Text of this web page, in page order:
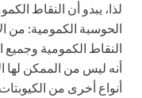
لذا، يبدو أن النقاط
الحوسبة الكمومية: من
النقاط الكمومية وجميع
أنه ليس من الممكن لها
أنواع أخرى من